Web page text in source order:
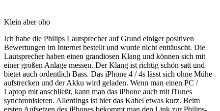
Klein aber oho
Ich habe die Philips Lautsprecher auf Grund einiger positiven
Bewertungen im Internet bestellt und wurde nicht enttäuscht. Die
Lautsprecher haben einen grandiosen Klang und können sich mit
einer großen Anlage messen. Der Klang ist richtig schön satt und
bietet auch ordentlich Bass. Das iPhone 4 / 4s lässt sich ohne Mühe
aufstrecken und der Akku wird geladen. Wenn man einen PC /
Laptop mit anschließt, kann man das iPhone auch mit iTunes
synchronisieren. Allerdings ist hier das Kabel etwas kurz. Beim
ersten Aufsetzen des iPhones bekommt man den Link zur Philips-